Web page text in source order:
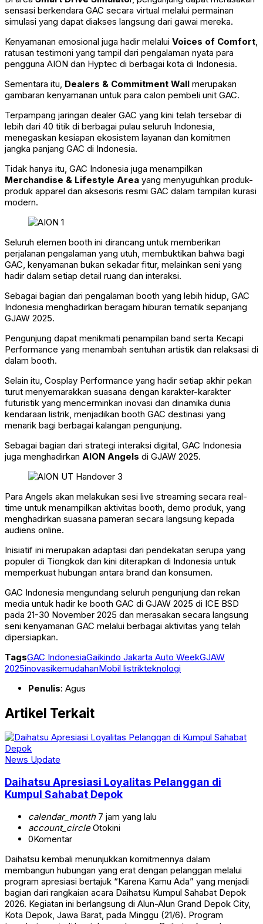
sensasi berkendara GAC secara virtual melalui permainan
simulasi yang dapat diakses langsung dari gawai mereka.
Kenyamanan emosional juga hadir melalui Voices of Comfort,
ratusan testimoni yang tampil dari pengalaman nyata para
pengguna AION dan Hyptec di berbagai kota di Indonesia.
Sementara itu, Dealers & Commitment Wall merupakan
gambaran kenyamanan untuk para calon pembeli unit GAC.
Terpampang jaringan dealer GAC yang kini telah tersebar di
lebih dari 40 titik di berbagai pulau seluruh Indonesia,
menegaskan kesiapan ekosistem layanan dan komitmen
jangka panjang GAC di Indonesia.
Tidak hanya itu, GAC Indonesia juga menampilkan
Merchandise & Lifestyle Area yang menyuguhkan produk-
produk apparel dan aksesoris resmi GAC dalam tampilan kurasi
modern.
Seluruh elemen booth ini dirancang untuk memberikan
perjalanan pengalaman yang utuh, membuktikan bahwa bagi
GAC, kenyamanan bukan sekadar fitur, melainkan seni yang
hadir dalam setiap detail ruang dan interaksi.
Sebagai bagian dari pengalaman booth yang lebih hidup, GAC
Indonesia menghadirkan beragam hiburan tematik sepanjang
GJAW 2025.
Pengunjung dapat menikmati penampilan band serta Kecapi
Performance yang menambah sentuhan artistik dan relaksasi di
dalam booth.
Selain itu, Cosplay Performance yang hadir setiap akhir pekan
turut menyemarakkan suasana dengan karakter-karakter
futuristik yang mencerminkan inovasi dan dinamika dunia
kendaraan listrik, menjadikan booth GAC destinasi yang
menarik bagi berbagai kalangan pengunjung.
Sebagai bagian dari strategi interaksi digital, GAC Indonesia
juga menghadirkan AION Angels di GJAW 2025.
Para Angels akan melakukan sesi live streaming secara real-
time untuk menampilkan aktivitas booth, demo produk, yang
menghadirkan suasana pameran secara langsung kepada
audiens online.
Inisiatif ini merupakan adaptasi dari pendekatan serupa yang
populer di Tiongkok dan kini diterapkan di Indonesia untuk
memperkuat hubungan antara brand dan konsumen.
GAC Indonesia mengundang seluruh pengunjung dan rekan
media untuk hadir ke booth GAC di GJAW 2025 di ICE BSD
pada 21-30 November 2025 dan merasakan secara langsung
seni kenyamanan GAC melalui berbagai aktivitas yang telah
dipersiapkan.
TagsGAC IndonesiaGaikindo Jakarta Auto WeekGJAW
2025inovasikemudahanMobil listrikteknologi
Penulis: Agus
Artikel Terkait
News Update
Daihatsu Apresiasi Loyalitas Pelanggan di
Kumpul Sahabat Depok
calendar_month7 jam yang lalu
account_circleOtokini
0Komentar
Daihatsu kembali menunjukkan komitmennya dalam
membangun hubungan yang erat dengan pelanggan melalui
program apresiasi bertajuk “Karena Kamu Ada” yang menjadi
bagian dari rangkaian acara Daihatsu Kumpul Sahabat Depok
2026. Kegiatan ini berlangsung di Alun-Alun Grand Depok City,
Kota Depok, Jawa Barat, pada Minggu (21/6). Program